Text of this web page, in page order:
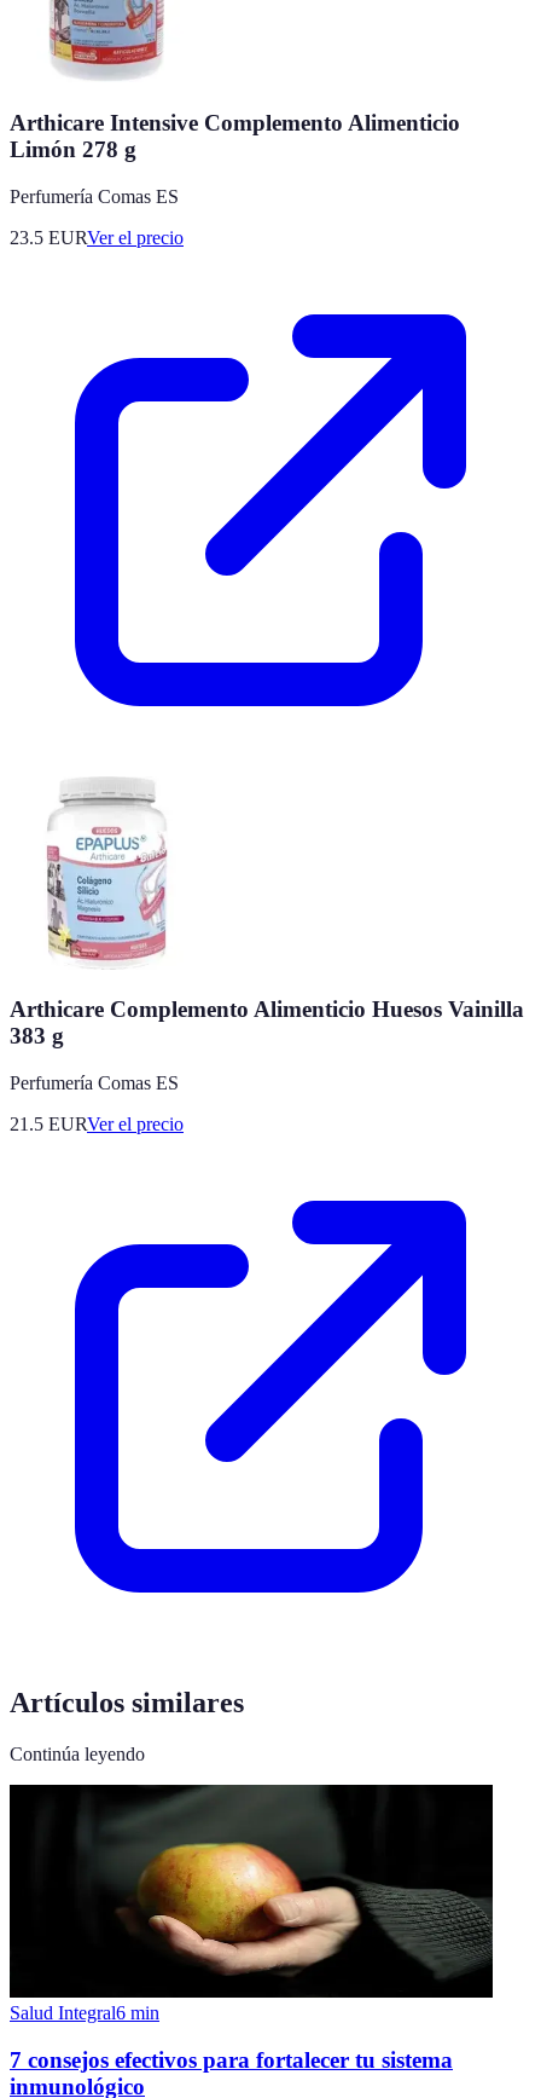
Arthicare Intensive Complemento Alimenticio
Limón 278 g
Perfumería Comas ES
23.5 EURVer el precio
Arthicare Complemento Alimenticio Huesos Vainilla
383 g
Perfumería Comas ES
21.5 EURVer el precio
Artículos similares
Continúa leyendo
Salud Integral6 min
7 consejos efectivos para fortalecer tu sistema
inmunológico